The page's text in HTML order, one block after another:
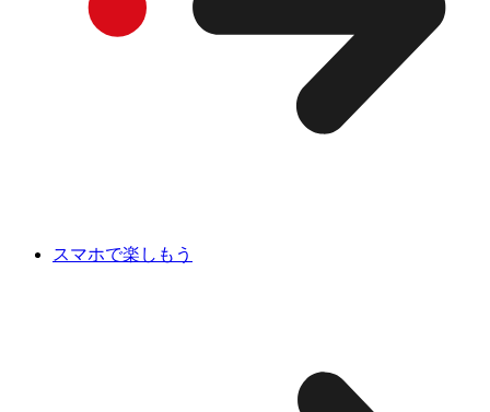
スマホで楽しもう